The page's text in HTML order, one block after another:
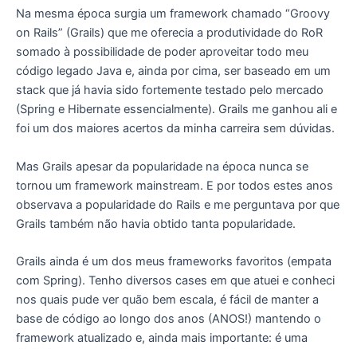
Na mesma época surgia um framework chamado “Groovy
on Rails” (Grails) que me oferecia a produtividade do RoR
somado à possibilidade de poder aproveitar todo meu
código legado Java e, ainda por cima, ser baseado em um
stack que já havia sido fortemente testado pelo mercado
(Spring e Hibernate essencialmente). Grails me ganhou ali e
foi um dos maiores acertos da minha carreira sem dúvidas.
Mas Grails apesar da popularidade na época nunca se
tornou um framework mainstream. E por todos estes anos
observava a popularidade do Rails e me perguntava por que
Grails também não havia obtido tanta popularidade.
Grails ainda é um dos meus frameworks favoritos (empata
com Spring). Tenho diversos cases em que atuei e conheci
nos quais pude ver quão bem escala, é fácil de manter a
base de código ao longo dos anos (ANOS!) mantendo o
framework atualizado e, ainda mais importante: é uma